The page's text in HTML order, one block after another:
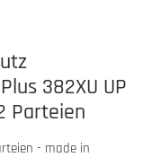
382XU UP
Parteien
- made in